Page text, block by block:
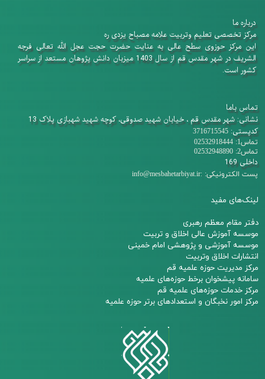
درباره ما
​​​​​​​مرکز تخصصی تعلیم وتربیت علامه مصباح یزدی ره
این مرکز حوزوی سطح عالی به عنایت حضرت حجت عجل الله تعالی فرجه
الشریف در شهر مقدس قم از سال 1403 میزبان دانش پژوهان​​​​​​​ مستعد از سراسر
کشور است.
لینک‌های مفید
دفتر مقام معظم رهبری
موسسه آموزش عالی اخلاق و تربیت
موسسه آموزشی و پژوهشی امام خمینی
انتشارات اخلاق وتربیت
مرکز مدیریت حوزه علمیه قم
سامانه پیشخوان برخط حوزه‌های علمیه
مرکز خدمات حوزه‌های علمیه قم​​​​​​​
مرکز امور نخبگان و استعدادهای برتر حوزه علمیه
تماس باما
نشانی: شهر مقدس قم ، خیابان شهید صدوقی، کوچه شهید شهبازی پلاک 13
کدپستی:3716715545
تماس1: 02532918444
تماس2: 02532948890
داخلی 169
پست الکترونیکی: :
info@mesbahetarbiyat.ir